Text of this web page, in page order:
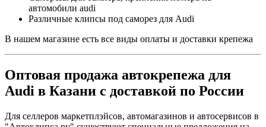
автомобили audi
Различные клипсы под саморез для Audi
В нашем магазине есть все виды оплаты и доставки крепежа
Оптовая продажа автокрепежа для
Audi в Казани с доставкой по России
Для селлеров маркетплэйсов, автомагазинов и автосервисов в